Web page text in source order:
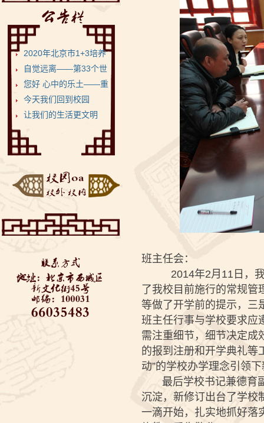
2020年北京市1+3培养
试验项目•鲁迅...
自觉远离——第33个世
界无烟日
您好 心中的乐土——重
返健康美丽的菁菁校...
今天我们回到校园
让我们的生活更文明
推...“云端阅享”——来自同
学们的好书推荐
博疫有我——记2020届
初三毕业考
校进行防疫安全检查—...
全力支持 万千保障——
金融街道向学校捐赠...
“艺”心抗疫 “艺”同成长
班主任会：
2014年2月11日，我校
了我校目前施行的常规
等做了开学前的提示，三
班主任行事与学校要求应
需注重细节，细节决定成
的报到注册和开学典礼
动”的学校办学理念引领
最后学校书记兼德育副
沉淀，新修订出台了学校
一滴开始，扎实地抓好落